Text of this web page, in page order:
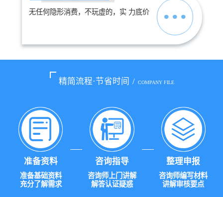
无任何隐形消费，不玩虚的，实 力底价
精简流程·节省时间 / COMPANY FILE
准备资料
准备基础资料
充分了解需求
咨询指导
咨询师上门讲解
解答认证疑惑
整理申报
咨询师编写材料
讲解审核要点